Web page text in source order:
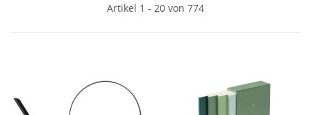
Artikel 1 - 20 von 774